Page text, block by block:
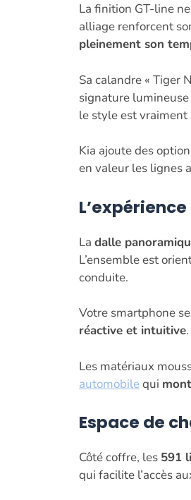
La finition GT-line
alliage renforcent
pleinement son
Sa calandre « Tiger
signature
le style est vraiment
Kia ajoute des
en valeur les lignes
La dalle
L’ensemble est
conduite.
Votre smartphone
réactive et intuitive
Les matériaux
automobilequi
Espace de
Côté coffre, les 591
qui facilite l’accès